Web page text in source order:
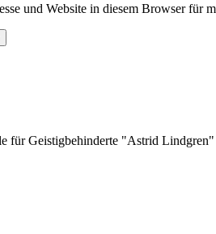
und Website in diesem Browser für
für Geistigbehinderte "Astrid Lindgren"